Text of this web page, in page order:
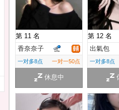
第 11 名
香奈奈子
一对多8点 一对一50点
休息中
第 12 名
出氣包
一对多8点